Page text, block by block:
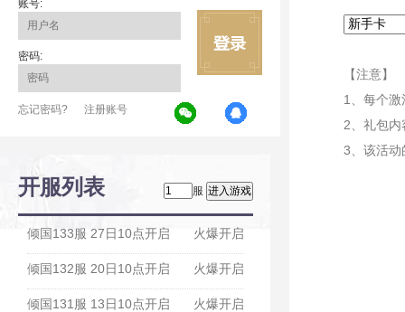
账号:
密码:
忘记密码? 注册账号
开服列表 服
火爆开启
倾国133服 27日10点开启
火爆开启
倾国132服 20日10点开启
火爆开启
倾国131服 13日10点开启
【注意】
1、每个
2、礼包
3、该活动